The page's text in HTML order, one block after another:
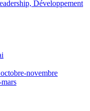
Développement
novembre